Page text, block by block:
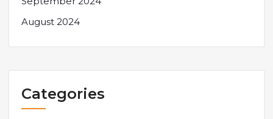
August 2024
Categories